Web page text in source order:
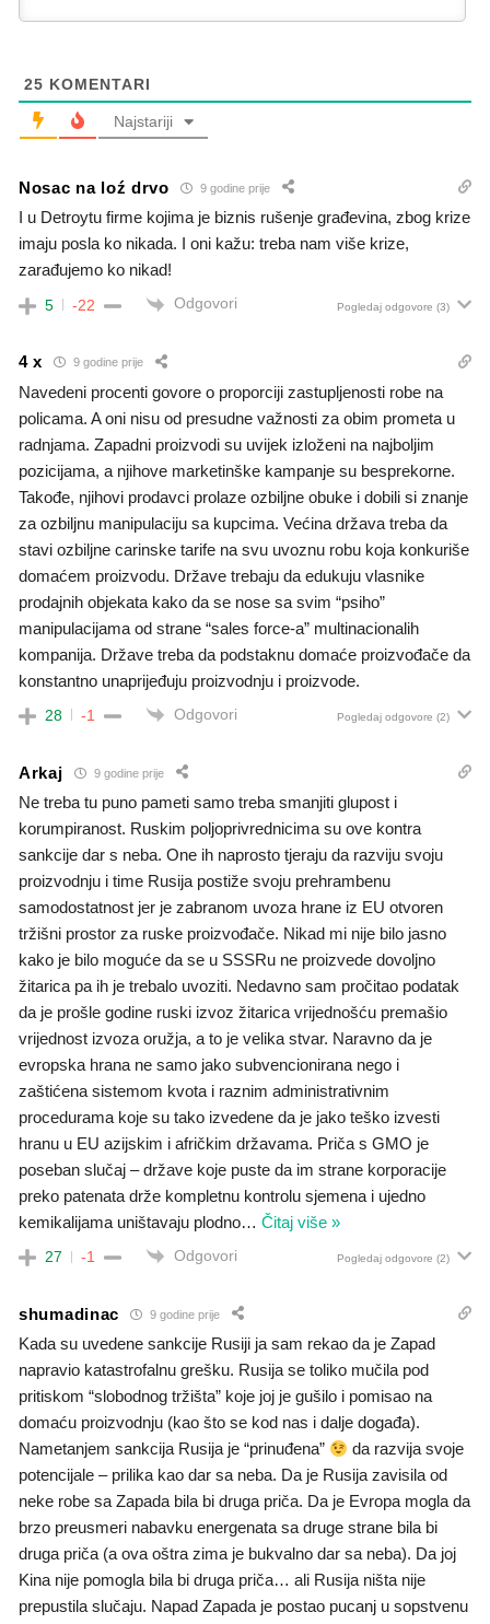
25 KOMENTARI
Najstariji
Nosac na loź drvo 9 godine prije
I u Detroytu firme kojima je biznis rušenje građevina, zbog krize
imaju posla ko nikada. I oni kažu: treba nam više krize,
zarađujemo ko nikad!
5 -22 Odgovori Pogledaj odgovore (3)
4 x 9 godine prije
Navedeni procenti govore o proporciji zastupljenosti robe na
policama. A oni nisu od presudne važnosti za obim prometa u
radnjama. Zapadni proizvodi su uvijek izloženi na najboljim
pozicijama, a njihove marketinške kampanje su besprekorne.
Takođe, njihovi prodavci prolaze ozbiljne obuke i dobili si znanje
za ozbiljnu manipulaciju sa kupcima. Većina država treba da
stavi ozbiljne carinske tarife na svu uvoznu robu koja konkuriše
domaćem proizvodu. Države trebaju da edukuju vlasnike
prodajnih objekata kako da se nose sa svim “psiho”
manipulacijama od strane “sales force-a” multinacionalih
kompanija. Države treba da podstaknu domaće proizvođače da
konstantno unaprijeđuju proizvodnju i proizvode.
28 -1 Odgovori Pogledaj odgovore (2)
Arkaj 9 godine prije
Ne treba tu puno pameti samo treba smanjiti glupost i
korumpiranost. Ruskim poljoprivrednicima su ove kontra
sankcije dar s neba. One ih naprosto tjeraju da razviju svoju
proizvodnju i time Rusija postiže svoju prehrambenu
samodostatnost jer je zabranom uvoza hrane iz EU otvoren
tržišni prostor za ruske proizvođače. Nikad mi nije bilo jasno
kako je bilo moguće da se u SSSRu ne proizvede dovoljno
žitarica pa ih je trebalo uvoziti. Nedavno sam pročitao podatak
da je prošle godine ruski izvoz žitarica vrijednošću premašio
vrijednost izvoza oružja, a to je velika stvar. Naravno da je
evropska hrana ne samo jako subvencionirana nego i
zaštićena sistemom kvota i raznim administrativnim
procedurama koje su tako izvedene da je jako teško izvesti
hranu u EU azijskim i afričkim državama. Priča s GMO je
poseban slučaj – države koje puste da im strane korporacije
preko patenata drže kompletnu kontrolu sjemena i ujedno
kemikalijama uništavaju plodno… Čitaj više »
27 -1 Odgovori Pogledaj odgovore (2)
shumadinac 9 godine prije
Kada su uvedene sankcije Rusiji ja sam rekao da je Zapad
napravio katastrofalnu grešku. Rusija se toliko mučila pod
pritiskom “slobodnog tržišta” koje joj je gušilo i pomisao na
domaću proizvodnju (kao što se kod nas i dalje događa).
Nametanjem sankcija Rusija je “prinuđena”
da razvija svoje
potencijale – prilika kao dar sa neba. Da je Rusija zavisila od
neke robe sa Zapada bila bi druga priča. Da je Evropa mogla da
brzo preusmeri nabavku energenata sa druge strane bila bi
druga priča (a ova oštra zima je bukvalno dar sa neba). Da joj
Kina nije pomogla bila bi druga priča… ali Rusija ništa nije
prepustila slučaju. Napad Zapada je postao pucanj u sopstvenu